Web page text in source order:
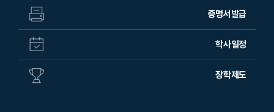
증명서발급
학사일정
장학제도